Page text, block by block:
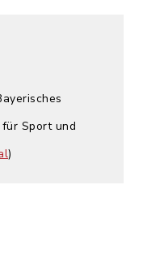
Sport und
)